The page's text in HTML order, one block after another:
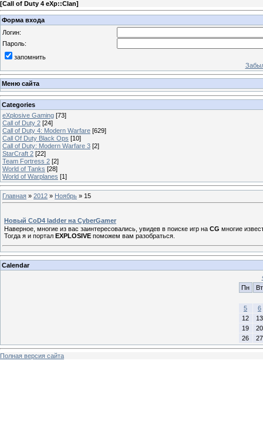
[Call of Duty 4 eXp::Clan]
Форма входа
Логин:
Пароль:
запомнить
Меню сайта
Categories
eXplosive Gaming [73]
Call of Duty 2 [24]
Call of Duty 4: Modern Warfare [629]
Call Of Duty Black Ops [10]
Call of Duty: Modern Warfare 3 [2]
StarCraft 2 [22]
Team Fortress 2 [2]
World of Tanks [28]
World of Warplanes [1]
Главная » 2012 » Ноябрь » 15
Новый CoD4 ladder на CyberGamer
Наверное, многие из вас заинтересовались, увидев в поиске игр на CG многие
Тогда я и портал EXPLOSIVE поможем вам разобраться.
Calendar
Пн
Вт
5
6
12
13
19
20
26
27
Полная версия сайта